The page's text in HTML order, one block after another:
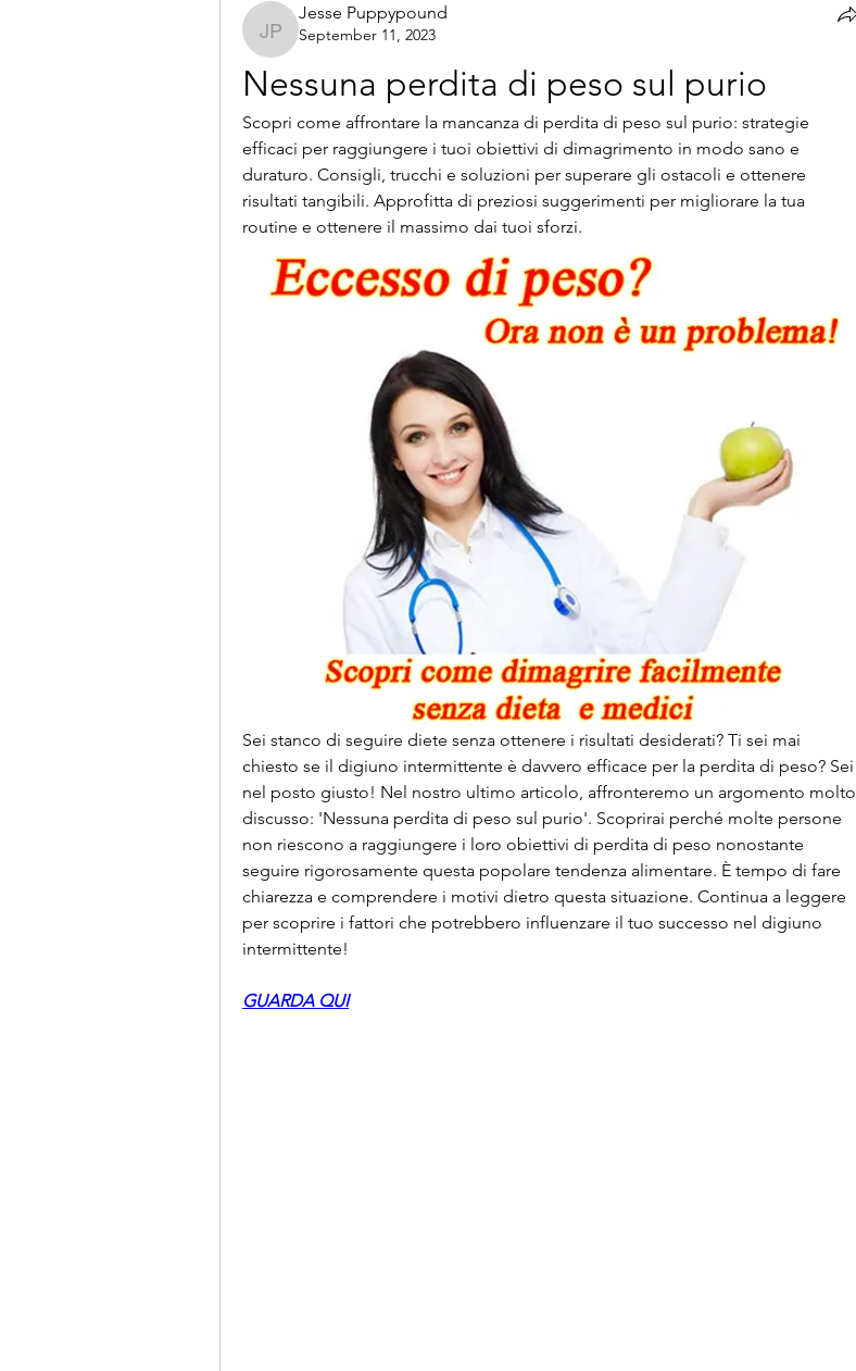
Jesse Puppypound
Jesse Puppypound
September 11, 2023
Nessuna perdita di peso sul purio
Scopri come affrontare la mancanza di perdita di peso sul purio: strategie
efficaci per raggiungere i tuoi obiettivi di dimagrimento in modo sano e
duraturo. Consigli, trucchi e soluzioni per superare gli ostacoli e ottenere
risultati tangibili. Approfitta di preziosi suggerimenti per migliorare la tua
routine e ottenere il massimo dai tuoi sforzi.
Sei stanco di seguire diete senza ottenere i risultati desiderati? Ti sei mai
chiesto se il digiuno intermittente è davvero efficace per la perdita di peso? Sei
nel posto giusto! Nel nostro ultimo articolo, affronteremo un argomento molto
discusso: 'Nessuna perdita di peso sul purio'. Scoprirai perché molte persone
non riescono a raggiungere i loro obiettivi di perdita di peso nonostante
seguire rigorosamente questa popolare tendenza alimentare. È tempo di fare
chiarezza e comprendere i motivi dietro questa situazione. Continua a leggere
per scoprire i fattori che potrebbero influenzare il tuo successo nel digiuno
intermittente!
GUARDA QUI